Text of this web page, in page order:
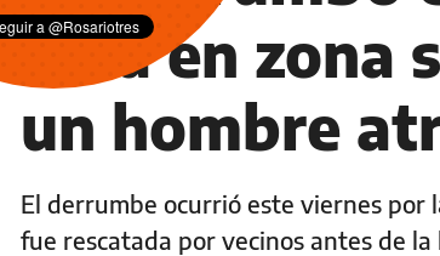
casa en zona
un hombre
El derrumbe ocurrió este viernes por
fue rescatada por vecinos antes de